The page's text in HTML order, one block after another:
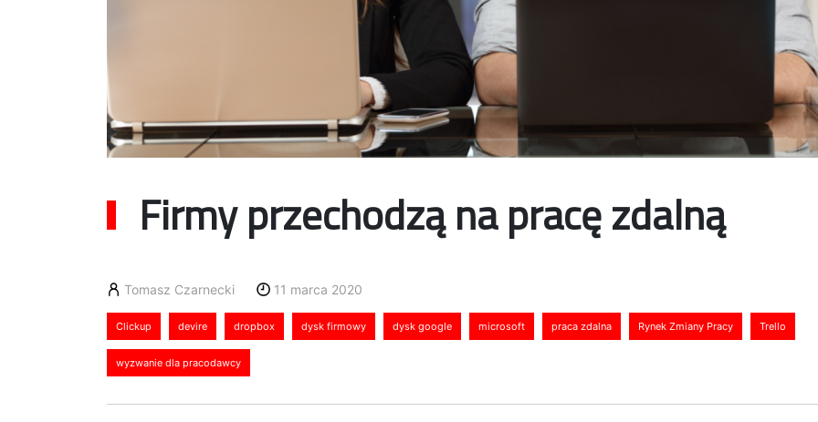
Firmy przechodzą na pracę zdalną
Tomasz Czarnecki 11 marca 2020
Clickup devire dropbox dysk firmowy dysk google microsoft praca zdalna Rynek Zmiany Pracy Trello
wyzwanie dla pracodawcy